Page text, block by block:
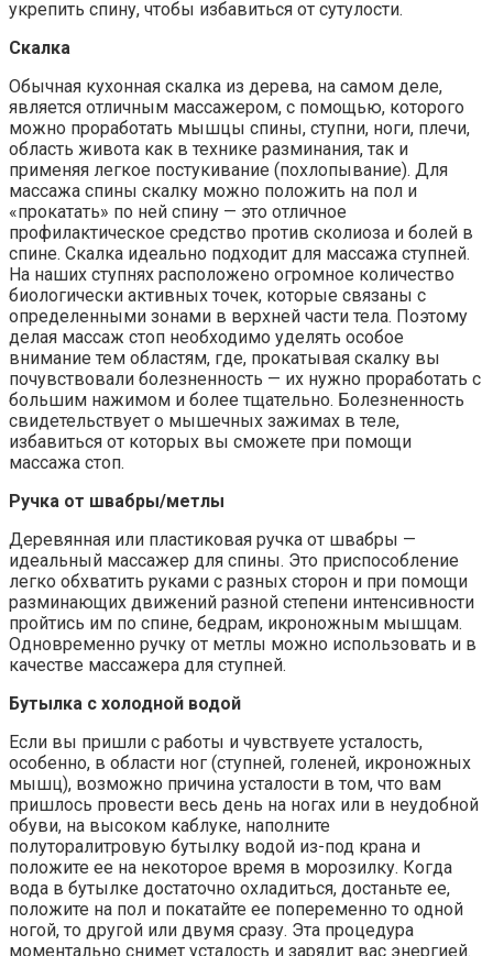
укрепить спину, чтобы избавиться от сутулости.
Скалка
Обычная кухонная скалка из дерева, на самом деле,
является отличным массажером, с помощью, которого
можно проработать мышцы спины, ступни, ноги, плечи,
область живота как в технике разминания, так и
применяя легкое постукивание (похлопывание). Для
массажа спины скалку можно положить на пол и
«прокатать» по ней спину — это отличное
профилактическое средство против сколиоза и болей в
спине. Скалка идеально подходит для массажа ступней.
На наших ступнях расположено огромное количество
биологически активных точек, которые связаны с
определенными зонами в верхней части тела. Поэтому
делая массаж стоп необходимо уделять особое
внимание тем областям, где, прокатывая скалку вы
почувствовали болезненность — их нужно проработать с
большим нажимом и более тщательно. Болезненность
свидетельствует о мышечных зажимах в теле,
избавиться от которых вы сможете при помощи
массажа стоп.
Ручка от швабры/метлы
Деревянная или пластиковая ручка от швабры —
идеальный массажер для спины. Это приспособление
легко обхватить руками с разных сторон и при помощи
разминающих движений разной степени интенсивности
пройтись им по спине, бедрам, икроножным мышцам.
Одновременно ручку от метлы можно использовать и в
качестве массажера для ступней.
Бутылка с холодной водой
Если вы пришли с работы и чувствуете усталость,
особенно, в области ног (ступней, голеней, икроножных
мышц), возможно причина усталости в том, что вам
пришлось провести весь день на ногах или в неудобной
обуви, на высоком каблуке, наполните
полуторалитровую бутылку водой из-под крана и
положите ее на некоторое время в морозилку. Когда
вода в бутылке достаточно охладиться, достаньте ее,
положите на пол и покатайте ее попеременно то одной
ногой, то другой или двумя сразу. Эта процедура
моментально снимет усталость и зарядит вас энергией.